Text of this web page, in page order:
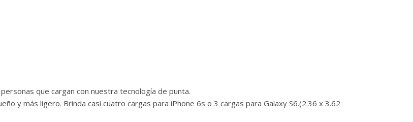
que cargan con nuestra tecnología de punta.
y más ligero. Brinda casi cuatro cargas para iPhone 6s o 3 cargas para Galaxy S6.(2.36 x 3.62